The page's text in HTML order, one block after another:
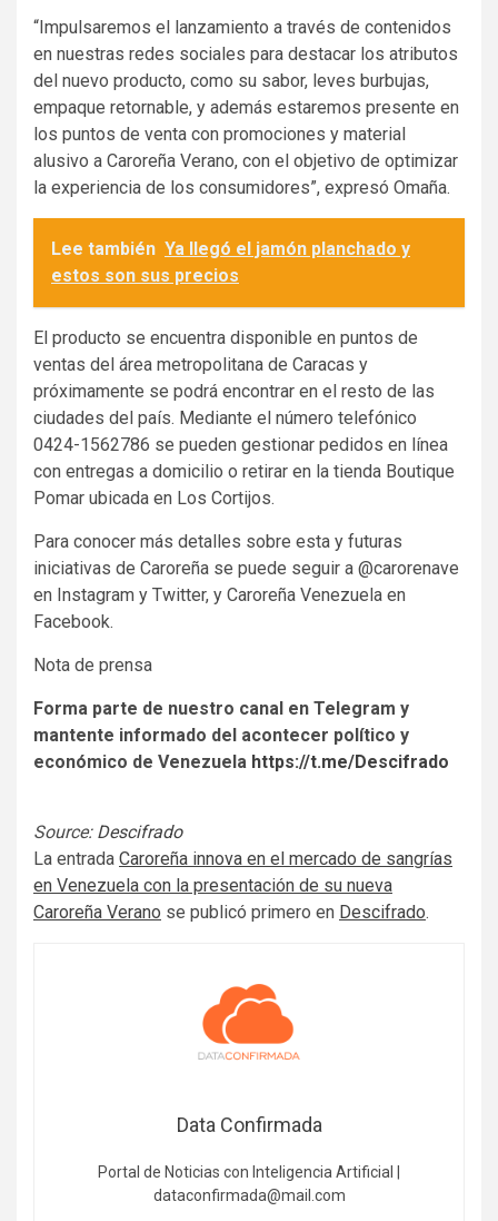
“Impulsaremos el lanzamiento a través de contenidos
en nuestras redes sociales para destacar los atributos
del nuevo producto, como su sabor, leves burbujas,
empaque retornable, y además estaremos presente en
los puntos de venta con promociones y material
alusivo a Caroreña Verano, con el objetivo de optimizar
la experiencia de los consumidores”, expresó Omaña.
Lee también Ya llegó el jamón planchado y
estos son sus precios
El producto se encuentra disponible en puntos de
ventas del área metropolitana de Caracas y
próximamente se podrá encontrar en el resto de las
ciudades del país. Mediante el número telefónico
0424-1562786 se pueden gestionar pedidos en línea
con entregas a domicilio o retirar en la tienda Boutique
Pomar ubicada en Los Cortijos.
Para conocer más detalles sobre esta y futuras
iniciativas de Caroreña se puede seguir a @carorenave
en Instagram y Twitter, y Caroreña Venezuela en
Facebook.
Nota de prensa
Forma parte de nuestro canal en Telegram y
mantente informado del acontecer político y
económico de Venezuela https://t.me/Descifrado
Source: Descifrado
La entrada Caroreña innova en el mercado de sangrías
en Venezuela con la presentación de su nueva
Caroreña Verano se publicó primero en Descifrado.
Data Confirmada
Portal de Noticias con Inteligencia Artificial |
dataconfirmada@mail.com